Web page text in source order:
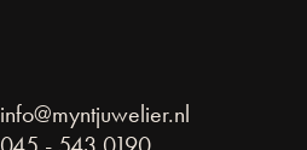
info@myntjuwelier.nl